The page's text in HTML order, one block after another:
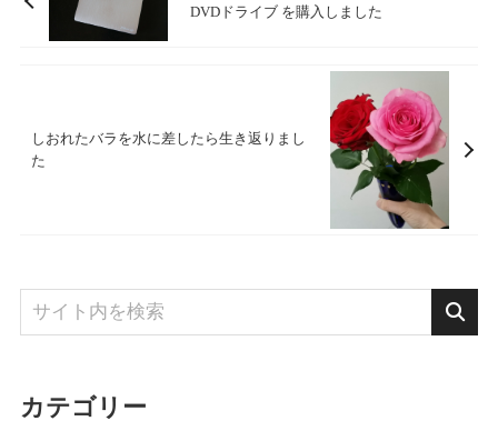
DVDドライブ を購入しました
しおれたバラを水に差したら生き返りまし
た
カテゴリー